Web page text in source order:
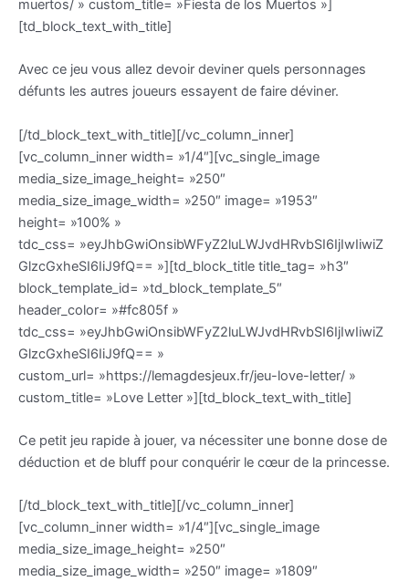
muertos/ » custom_title= »Fiesta de los Muertos »]
[td_block_text_with_title]
Avec ce jeu vous allez devoir deviner quels personnages
défunts les autres joueurs essayent de faire déviner.
[/td_block_text_with_title][/vc_column_inner]
[vc_column_inner width= »1/4″][vc_single_image
media_size_image_height= »250″
media_size_image_width= »250″ image= »1953″
height= »100% »
tdc_css= »eyJhbGwiOnsibWFyZ2luLWJvdHRvbSI6IjIwIiwiZ
GlzcGxheSI6IiJ9fQ== »][td_block_title title_tag= »h3″
block_template_id= »td_block_template_5″
header_color= »#fc805f »
tdc_css= »eyJhbGwiOnsibWFyZ2luLWJvdHRvbSI6IjIwIiwiZ
GlzcGxheSI6IiJ9fQ== »
custom_url= »https://lemagdesjeux.fr/jeu-love-letter/ »
custom_title= »Love Letter »][td_block_text_with_title]
Ce petit jeu rapide à jouer, va nécessiter une bonne dose de
déduction et de bluff pour conquérir le cœur de la princesse.
[/td_block_text_with_title][/vc_column_inner]
[vc_column_inner width= »1/4″][vc_single_image
media_size_image_height= »250″
media_size_image_width= »250″ image= »1809″